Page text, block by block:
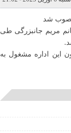
شد
مریم جانبزرگی طی
این اداره مشغول به